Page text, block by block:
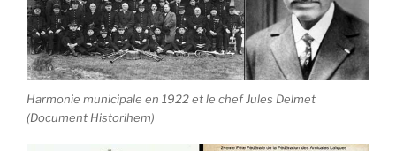
Harmonie municipale en 1922 et le chef Jules Delmet
(Document Historihem)